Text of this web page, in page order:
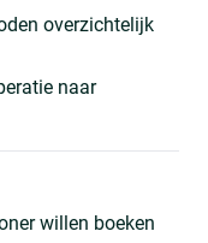
overzichtelijk
naar
willen boeken